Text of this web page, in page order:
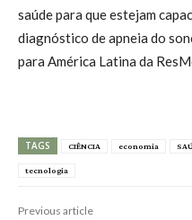
saúde para que estejam
diagnóstico de apneia do
para América Latina da
TAGS CIÊNCIA economia
tecnologia
Previous article